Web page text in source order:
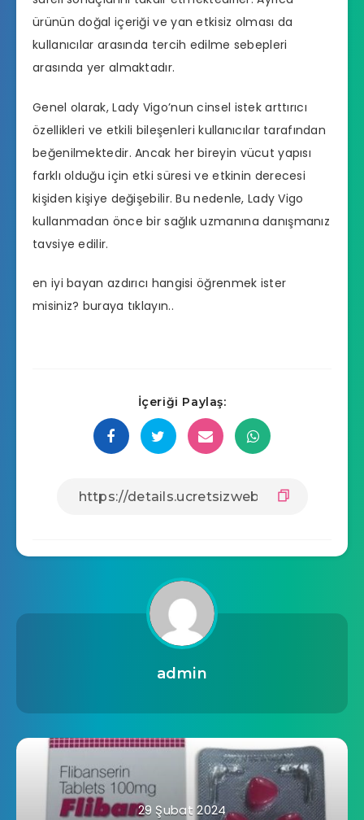
ürünün doğal içeriği ve yan etkisiz olması da
kullanıcılar arasında tercih edilme sebepleri
arasında yer almaktadır.
Genel olarak, Lady Vigo’nun cinsel istek arttırıcı
özellikleri ve etkili bileşenleri kullanıcılar tarafından
beğenilmektedir. Ancak her bireyin vücut yapısı
farklı olduğu için etki süresi ve etkinin derecesi
kişiden kişiye değişebilir. Bu nedenle, Lady Vigo
kullanmadan önce bir sağlık uzmanına danışmanız
tavsiye edilir.
en iyi bayan azdırıcı hangisi öğrenmek ister
misiniz? buraya tıklayın..
İçeriği Paylaş:
admin
29 Şubat 2024